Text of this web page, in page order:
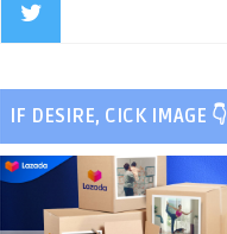
IF DESIRE, CICK IMAGE 👇